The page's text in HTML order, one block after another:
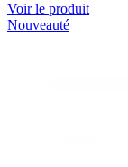
Voir le produit
Nouveauté